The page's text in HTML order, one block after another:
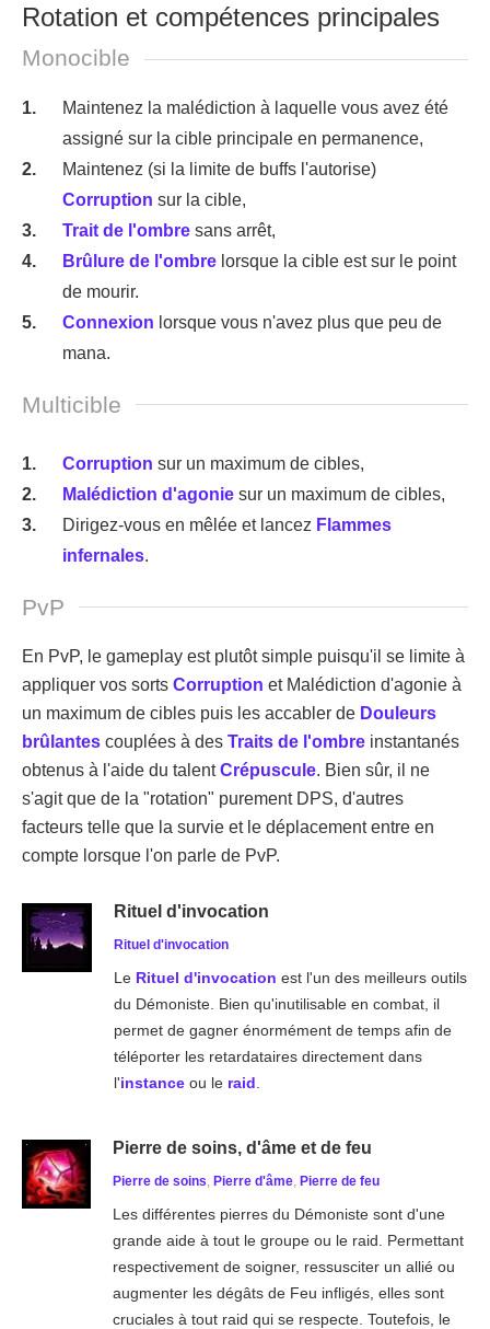
Rotation et compétences principales
Monocible
Maintenez la malédiction à laquelle vous avez été
assigné sur la cible principale en permanence,
Maintenez (si la limite de buffs l'autorise)
Corruption sur la cible,
Trait de l'ombre sans arrêt,
Brûlure de l'ombre lorsque la cible est sur le point
de mourir.
Connexion lorsque vous n'avez plus que peu de
mana.
Multicible
Corruption sur un maximum de cibles,
Malédiction d'agonie sur un maximum de cibles,
Dirigez-vous en mêlée et lancez Flammes
infernales.
PvP
En PvP, le gameplay est plutôt simple puisqu'il se limite à
appliquer vos sorts Corruption et Malédiction d'agonie à
un maximum de cibles puis les accabler de Douleurs
brûlantes couplées à des Traits de l'ombre instantanés
obtenus à l'aide du talentCrépuscule. Bien sûr, il ne
s'agit que de la "rotation" purement DPS, d'autres
facteurs telle que la survie et le déplacement entre en
compte lorsque l'on parle de PvP.
Rituel d'invocation
Rituel d'invocation
Le Rituel d'invocation est l'un des meilleurs outils
du Démoniste. Bien qu'inutilisable en combat, il
permet de gagner énormément de temps afin de
téléporter les retardataires directement dans
l'instanceou le raid
Pierre de soins, d'âme et de feu
Pierre de soins ,Pierre d'âme ,Pierre de feu
Les différentes pierres du Démoniste sont d'une
grande aide à tout le groupe ou le raid. Permettant
respectivement de soigner, ressusciter un allié ou
augmenter les dégâts de Feu infligés, elles sont
cruciales à tout raid qui se respecte. Toutefois, le